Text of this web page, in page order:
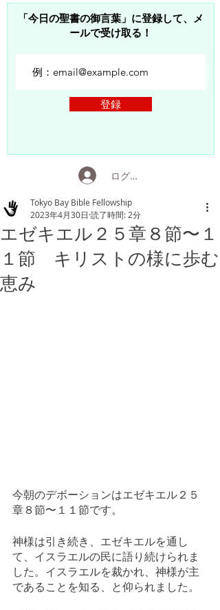
「今日の聖書の御言葉」に登録して、メ
ールで受け取る！
登録
ログイン
エゼキエル２５章８節〜１
１節 キリストの様に歩む
恵み
Tokyo Bay Bible Fellowship
2023年4月30日 読了時間: 2分
今朝のデボーションはエゼキエル２５
章８節〜１１節です。
神様は引き続き、エゼキエルを通し
て、イスラエルの民に語り続けられま
した。イスラエルを裁かれ、神様が主
であることを知る、と仰られました。